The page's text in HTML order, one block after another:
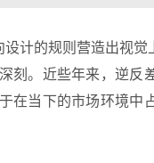
设计的规则营造出视
刻。近些年来，逆反
在当下的市场环境中